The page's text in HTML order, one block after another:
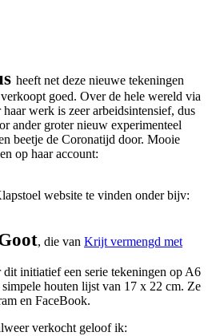
heeft net deze nieuwe tekeningen
goed. Over de hele wereld via
werk is zeer arbeidsintensief, dus
ander groter nieuw experimenteel
beetje de Coronatijd door. Mooie
op haar account:
website te vinden onder bijv:
, die van Krijt vermengd met
initiatief een serie tekeningen op A6
houten lijst van 17 x 22 cm. Ze
en FaceBook.
verkocht geloof ik: